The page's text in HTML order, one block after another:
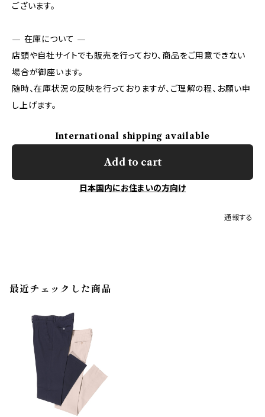
ございます。
— 在庫について —
店頭や自社サイトでも販売を行っており、商品をご用意できない
場合が御座います。
随時、在庫状況の反映を行っておりますが、ご理解の程、お願い申
し上げます。
International shipping available
Add to cart
日本国内にお住まいの方向け
通報する
最近チェックした商品